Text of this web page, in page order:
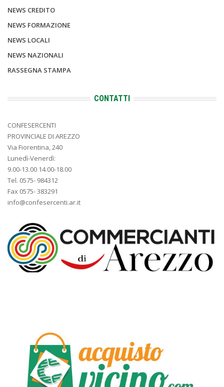
NEWS CREDITO
NEWS FORMAZIONE
NEWS LOCALI
NEWS NAZIONALI
RASSEGNA STAMPA
CONTATTI
CONFESERCENTI
PROVINCIALE DI AREZZO
Via Fiorentina, 240
Lunedì-Venerdì:
9.00-13.00 14.00-18.00
Tel. 0575- 984312
Fax 0575- 383291
info@confesercenti.ar.it